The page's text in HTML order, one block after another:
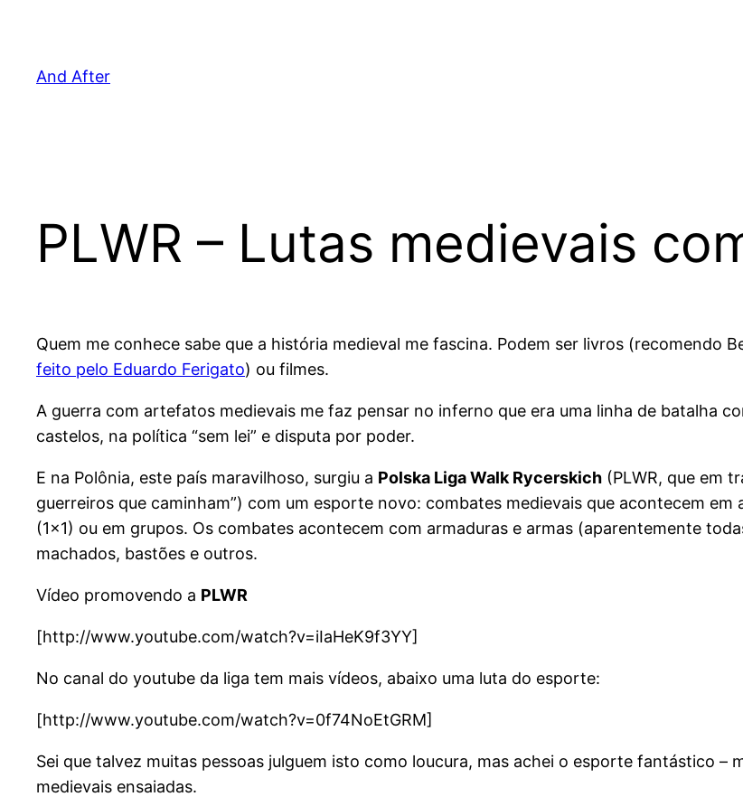
And After
PLWR – Lutas medievais
Quem me conhece sabe que a história medieval me fascina. Podem ser livros (recomendo
feito pelo Eduardo Ferigato) ou filmes.
A guerra com artefatos medievais me faz pensar no inferno que era uma linha de batalha
castelos, na política “sem lei” e disputa por poder.
E na Polônia, este país maravilhoso, surgiu a Polska Liga Walk Rycerskich (PLWR, que em
guerreiros que caminham”) com um esporte novo: combates medievais que acontecem
(1×1) ou em grupos. Os combates acontecem com armaduras e armas (aparentemente
machados, bastões e outros.
Vídeo promovendo a PLWR
[http://www.youtube.com/watch?v=iIaHeK9f3YY]
No canal do youtube da liga tem mais vídeos, abaixo uma luta do esporte:
[http://www.youtube.com/watch?v=0f74NoEtGRM]
Sei que talvez muitas pessoas julguem isto como loucura, mas achei o esporte fantástico –
medievais ensaiadas.